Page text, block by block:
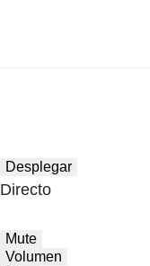
Desplegar
Directo
Mute
Volumen